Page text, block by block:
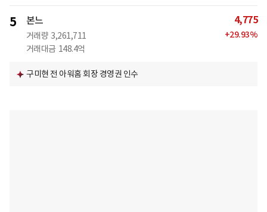
5 본느
거래량 3,261,711
거래대금 148.4억
4,775
+29.93%
구미현 전 아워홈 회장 경영권 인수